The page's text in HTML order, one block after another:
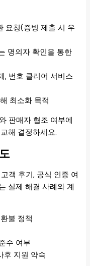
요청(증빙 제출 시 우
명의자 확인을 통한
, 번호 클리어 서비스
최소화 목적
판매자 협조 여부에
해 결정하세요.
객 후기, 공식 인증 여
실제 해결 사례와 계
불 정책
수 여부
후 지원 약속